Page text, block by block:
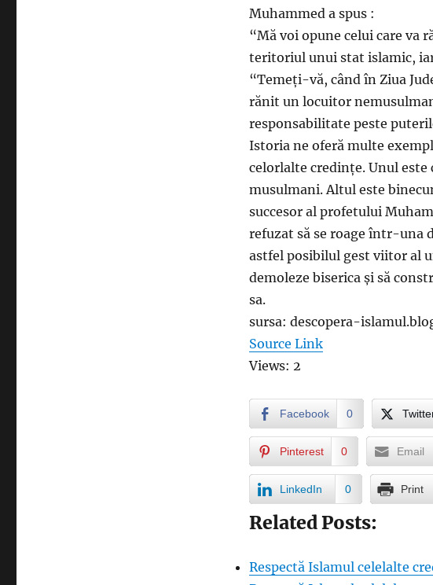
Muhammed a spus :
“Mă voi opune celui care va
teritoriul unui stat islamic,
“Temeți-vă, când în Ziua
rănit un locuitor
responsabilitate peste
Istoria ne oferă multe
celorlalte credințe. Unul este
musulmani. Altul este
succesor al profetului
refuzat să se roage într-una
astfel posibilul gest viitor al
demoleze biserica și să
sa.
sursa: descopera-
Source Link
Views: 2
Facebook 0
Pinterest 0 Email
LinkedIn 0 Print
Related Posts:
Respectă Islamul celelalte